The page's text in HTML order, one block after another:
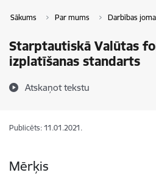
Sākums Par mums Darbības
Starptautiskā Valūtas
izplatīšanas standarts
Atskaņot tekstu
Publicēts: 11.01.2021.
Mērķis